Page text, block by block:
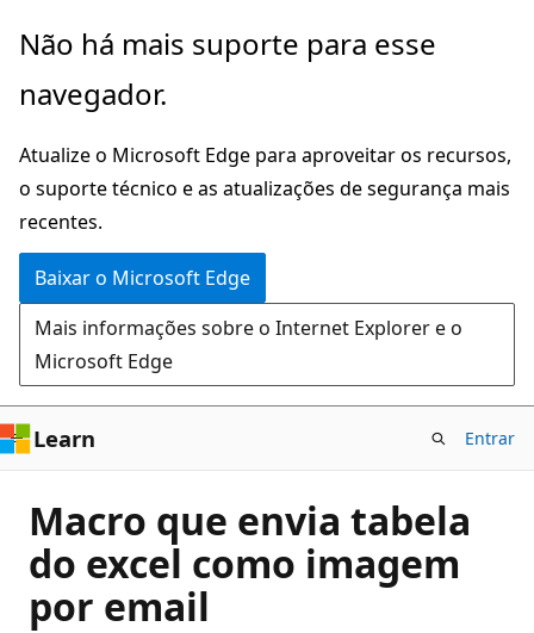
Pular
o
principal
Não há mais suporte para esse
navegador.
Atualize o Microsoft Edge para aproveitar os recursos,
o suporte técnico e as atualizações de segurança mais
recentes.
Baixar o Microsoft Edge
Mais informações sobre o Internet Explorer e o
Microsoft Edge
Learn Entrar
Macro que envia tabela
do excel como imagem
por email